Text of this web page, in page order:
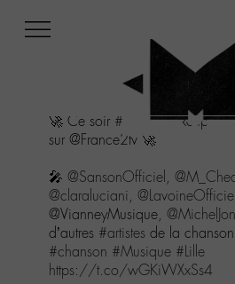
menu
contenu
Aller
recherche
🚀 Ce soir #Taratata
sur @France2tv 🚀
🎤 @SansonOfficiel ,
@claraluciani, @LavoineOfficiel
@VianneyMusique,
d’autres #artistes de la
#chanson #Musique #Lille
https://t.co/wGKiWXxSs4